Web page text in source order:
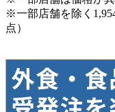
※一部店舗を除く
点）